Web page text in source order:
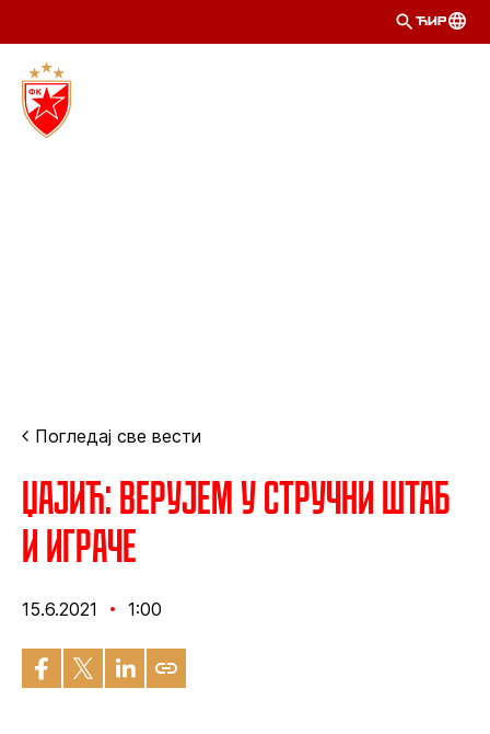
ЋИР
Погледај све вести
Џајић: Верујем у стручни штаб
и играче
15.6.2021 1:00